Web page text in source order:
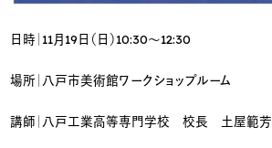
日時｜11月19日（日）10:30～12:30
場所｜八戸市美術館ワークショップルーム
講師｜八戸工業高等専門学校 校長 土屋範芳